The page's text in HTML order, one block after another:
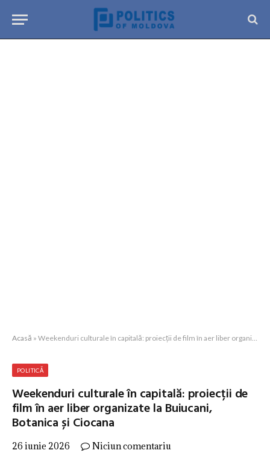
Acasă » Weekenduri culturale în capitală: proiecții de film în aer liber organizate la Buiucani, Botanica și Ciocana
POLITICĂ
Weekenduri culturale în capitală: proiecții de
film în aer liber organizate la Buiucani,
Botanica și Ciocana
26 iunie 2026 Niciun comentariu